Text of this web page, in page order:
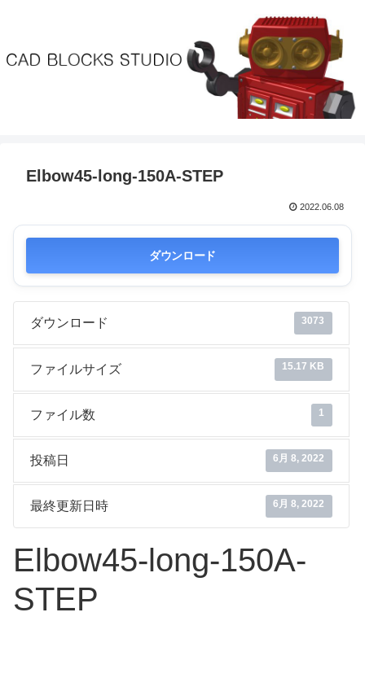
Elbow45-long-150A-STEP
2022.06.08
ダウンロード
ダウンロード 3073
ファイルサイズ 15.17 KB
ファイル数 1
投稿日 6月 8, 2022
最終更新日時 6月 8, 2022
Elbow45-long-150A-
STEP